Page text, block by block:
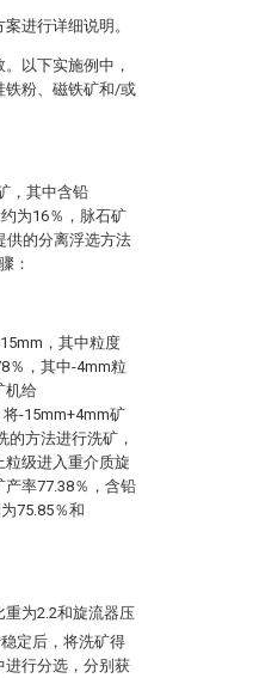
进行详细说明。
以下实施例中，
铁粉、磁铁矿和/或
，其中含铅
为16％，脉石矿
供的分离浮选方法
：
，其中粒度
％，其中-4mm粒
机给
-15mm+4mm矿
方法进行洗矿，
级进入重介质旋
率77.38％，含铅
75.85％和
为2.2和旋流器压
定后，将洗矿得
进行分选，分别获